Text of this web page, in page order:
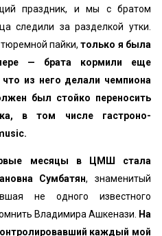
празд­ник, и мы с братом
следили за разделкой утки.
пайки,только я была
— брата кормили еще
из него делали чемпиона
был стойко переносить
в том числе гастроно­
месяцы в ЦМШ ста­ла
Сумбатян, знаме­нитый
не одного из­вестного
Владимира Ашкенази.
На
каждый мой